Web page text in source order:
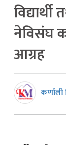
नेविसंघ
आग्रह
कर्णाली